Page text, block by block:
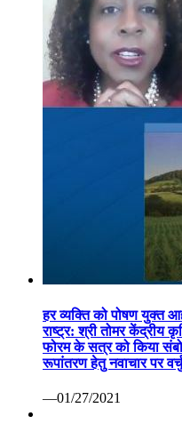
हर व्यक्ति को पोषण युक्त
राष्ट्र: श्री तोमर केंद्रीय
फोरम के सत्र को किया
रूपांतरण हेतु नवाचार पर
—01/27/2021